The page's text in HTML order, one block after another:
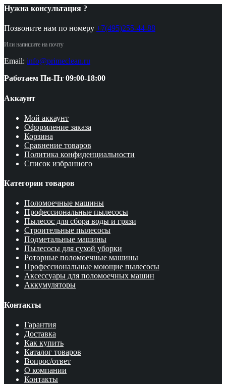
Нужна консультация ?
Позвоните нам по номеру +7(495)255-44-88
Или напишите на почту
Email: info@primeclean.ru
Работаем Пн-Пт 09:00-18:00
Аккаунт
Мой аккаунт
Оформление заказа
Корзина
Сравнение товаров
Политика конфиденциальности
Список избранного
Категории товаров
Поломоечные машины
Профессиональные пылесосы
Пылесос для сбора воды и грязи
Строительные пылесосы
Подметальные машины
Пылесосы для сухой уборки
Роторные поломоечные машины
Профессиональные моющие пылесосы
Аксессуары для поломоечных машин
Аккумуляторы
Контакты
Гарантия
Доставка
Как купить
Каталог товаров
Вопрос/ответ
О компании
Контакты